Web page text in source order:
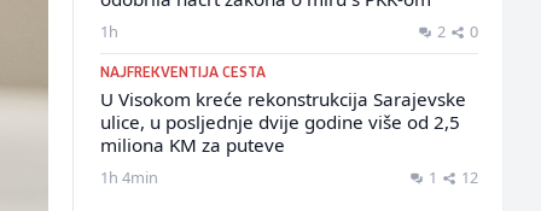
1h 2 0
NAJFREKVENTIJA CESTA
U Visokom kreće rekonstrukcija Sarajevske
ulice, u posljednje dvije godine više od 2,5
miliona KM za puteve
1h 4min 1 12